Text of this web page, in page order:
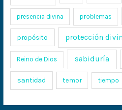
presencia divina problemas
propósito protección
Reino de Dios sabiduría
santidad temor tiempo